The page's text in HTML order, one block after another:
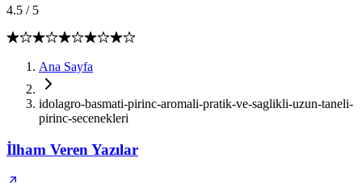
4.5 / 5
Ana Sayfa
idolagro-basmati-pirinc-aromali-pratik-ve-saglikli-uzun-taneli-
pirinc-secenekleri
İlham Veren Yazılar